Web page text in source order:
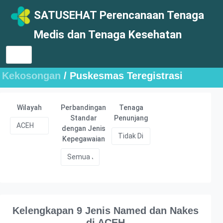
SATUSEHAT Perencanaan Tenaga
Medis dan Tenaga Kesehatan
Kekosongan / Puskesmas Teregistrasi
Wilayah
Perbandingan
Standar
dengan Jenis
Kepegawaian
Tenaga
Penunjang
Kelengkapan 9 Jenis Named dan Nakes